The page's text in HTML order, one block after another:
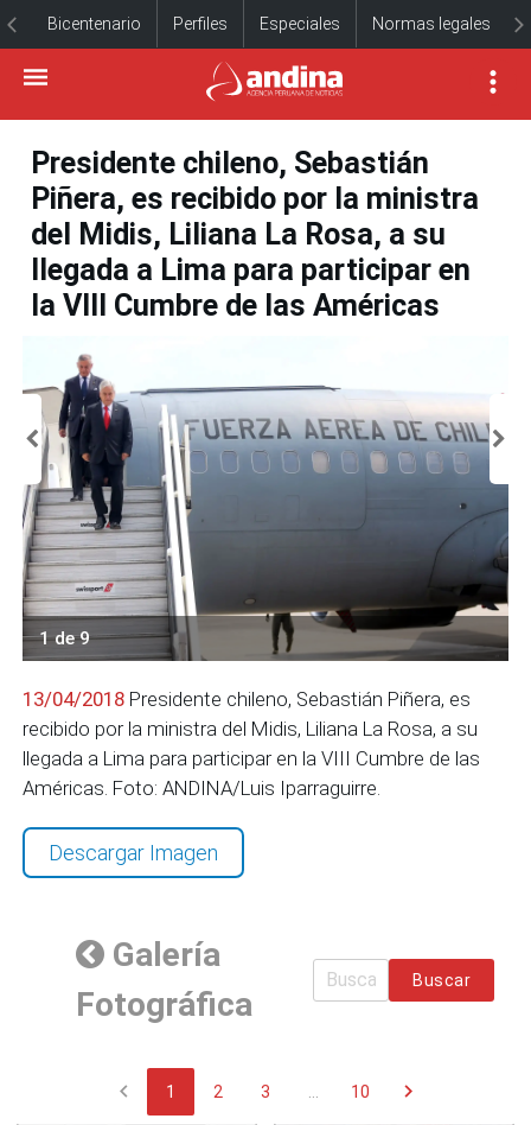
Bicentenario Perfiles Especiales Normas legales
Presidente chileno, Sebastián
Piñera, es recibido por la ministra
del Midis, Liliana La Rosa, a su
llegada a Lima para participar en
la VIII Cumbre de las Américas
1 de 9
13/04/2018 Presidente chileno, Sebastián Piñera, es
recibido por la ministra del Midis, Liliana La Rosa, a su
llegada a Lima para participar en la VIII Cumbre de las
Américas. Foto: ANDINA/Luis Iparraguirre.
Descargar Imagen
Galería
Fotográfica
Buscar
chevron_left 1 2 3 10 chevron_right